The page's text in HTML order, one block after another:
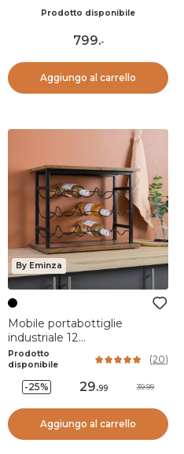
Prodotto disponibile
799.-
Aggiungo al carrello
By Eminza
Mobile portabottiglie
industriale 12
scompartimenti (Alt 40 cm)
Auguste Nero
Prodotto
disponibile
(20)
-25% 29.99 39.99
Aggiungo al carrello